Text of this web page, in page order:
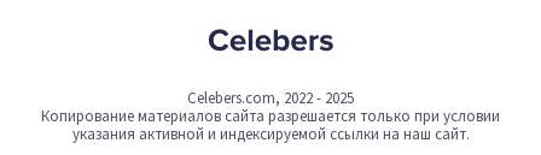
Celebers.com, 2022 - 2025
Копирование материалов сайта разрешается только при условии
указания активной и индексируемой ссылки на наш сайт.